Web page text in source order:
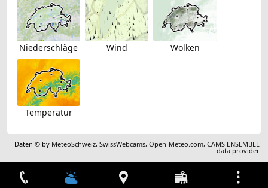
Niederschläge Wind Wolken
Temperatur
Daten © by MeteoSchweiz,SwissWebcams,Open-Meteo.com,CAMS ENSEMBLE
data provider